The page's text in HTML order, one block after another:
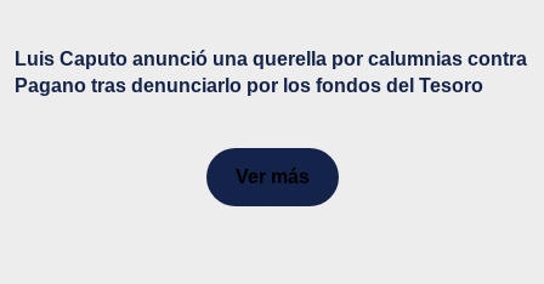
Luis Caputo anunció una querella por calumnias contra
Pagano tras denunciarlo por los fondos del Tesoro
Ver más